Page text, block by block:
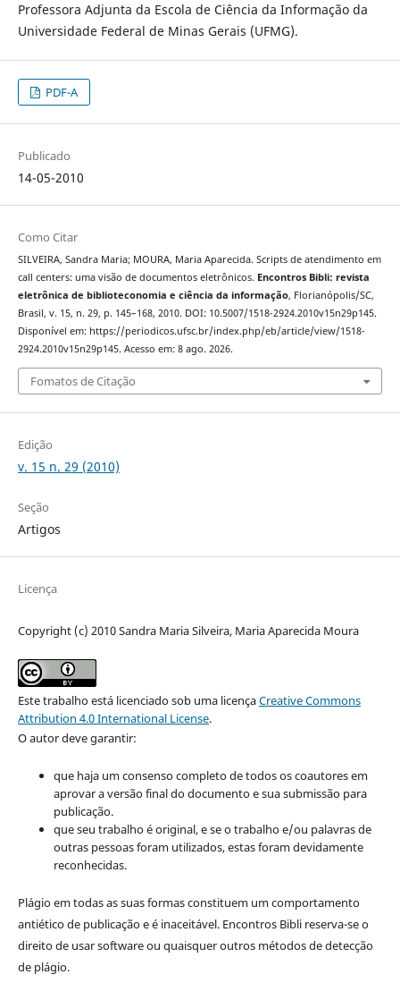
Professora Adjunta da Escola de Ciência da Informação da
Universidade Federal de Minas Gerais (UFMG).
PDF-A
Publicado
14-05-2010
Como Citar
SILVEIRA, Sandra Maria; MOURA, Maria Aparecida. Scripts de atendimento em
call centers: uma visão de documentos eletrônicos. Encontros Bibli: revista
eletrônica de biblioteconomia e ciência da informação, Florianópolis/SC,
Brasil, v. 15, n. 29, p. 145–168, 2010. DOI: 10.5007/1518-2924.2010v15n29p145.
Disponível em: https://periodicos.ufsc.br/index.php/eb/article/view/1518-
2924.2010v15n29p145. Acesso em: 8 ago. 2026.
Fomatos de Citação
Edição
v. 15 n. 29 (2010)
Seção
Artigos
Licença
Copyright (c) 2010 Sandra Maria Silveira, Maria Aparecida Moura
Este trabalho está licenciado sob uma licençaCreative Commons
Attribution 4.0 International License.
O autor deve garantir:
que haja um consenso completo de todos os coautores em
aprovar a versão final do documento e sua submissão para
publicação.
que seu trabalho é original, e se o trabalho e/ou palavras de
outras pessoas foram utilizados, estas foram devidamente
reconhecidas.
Plágio em todas as suas formas constituem um comportamento
antiético de publicação e é inaceitável. Encontros Bibli reserva-se o
direito de usar software ou quaisquer outros métodos de detecção
de plágio.